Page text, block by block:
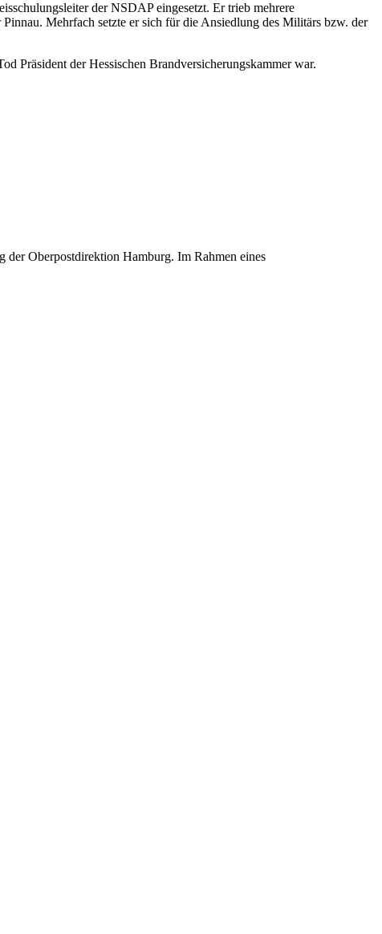
der NSDAP eingesetzt. Er trieb mehrere
Mehrfach setzte er sich für die Ansiedlung des Militärs bzw. der
Präsident der Hessischen Brandversicherungskammer war.
Oberpostdirektion Hamburg. Im Rahmen eines